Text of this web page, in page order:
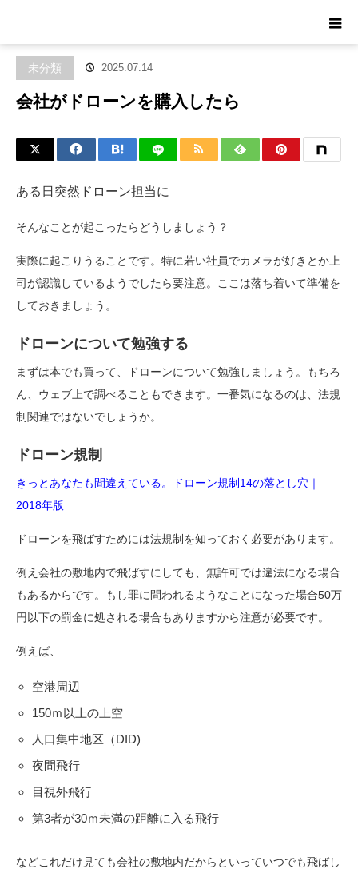
未分類 2025.07.14
会社がドローンを購入したら
ある日突然ドローン担当に
そんなことが起こったらどうしましょう？
実際に起こりうることです。特に若い社員でカメラが好きとか上
司が認識しているようでしたら要注意。ここは落ち着いて準備を
しておきましょう。
ドローンについて勉強する
まずは本でも買って、ドローンについて勉強しましょう。もちろ
ん、ウェブ上で調べることもできます。一番気になるのは、法規
制関連ではないでしょうか。
ドローン規制
きっとあなたも間違えている。ドローン規制14の落とし穴｜
2018年版
ドローンを飛ばすためには法規制を知っておく必要があります。
例え会社の敷地内で飛ばすにしても、無許可では違法になる場合
もあるからです。もし罪に問われるようなことになった場合50万
円以下の罰金に処される場合もありますから注意が必要です。
例えば、
空港周辺
150ｍ以上の上空
人口集中地区（DID)
夜間飛行
目視外飛行
第3者が30ｍ未満の距離に入る飛行
などこれだけ見ても会社の敷地内だからといっていつでも飛ばし